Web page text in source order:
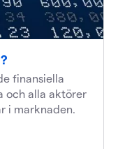
finansiella
och alla aktörer
i marknaden.